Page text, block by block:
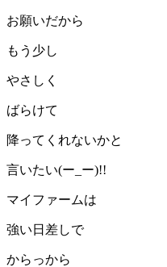
お願いだから
もう少し
やさしく
ばらけて
降ってくれないかと
言いたい(ー_ー)!!
マイファームは
強い日差しで
からっから